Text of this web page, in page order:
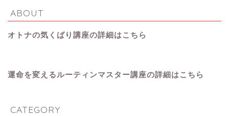
ABOUT
オトナの気くばり講座の詳細はこちら
運命を変えるルーティンマスター講座の詳細はこちら
CATEGORY